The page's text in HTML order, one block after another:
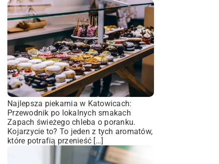
Najlepsza piekarnia w Katowicach:
Przewodnik po lokalnych smakach
Zapach świeżego chleba o poranku.
Kojarzycie to? To jeden z tych aromatów,
które potrafią przenieść […]